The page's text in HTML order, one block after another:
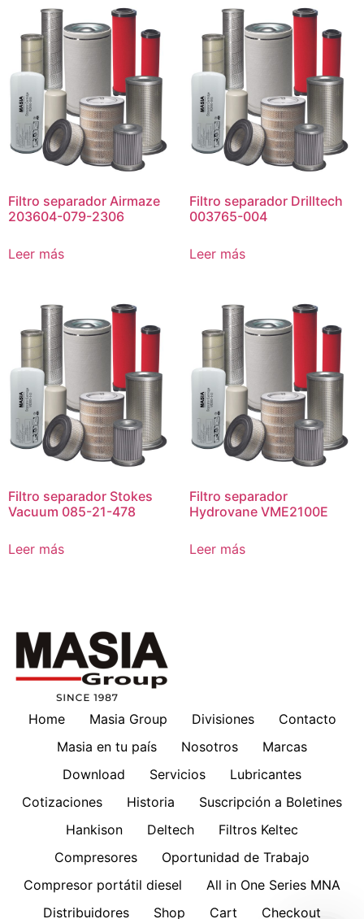
Filtro separador Airmaze
203604-079-2306
Leer más
Filtro separador Drilltech
003765-004
Leer más
Filtro separador Stokes
Vacuum 085-21-478
Leer más
Filtro separador
Hydrovane VME2100E
Leer más
Home Masia Group Divisiones
Contacto
Masia en tu país
Nosotros
Marcas
Download
Servicios
Lubricantes
Cotizaciones
Historia
Suscripción a Boletines
Hankison
Deltech
Filtros Keltec
Compresores
Oportunidad de Trabajo
Compresor portátil diesel
All in One Series MNA
Distribuidores
Shop Cart Checkout